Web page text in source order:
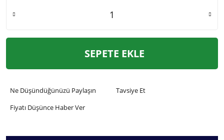
SEPETE EKLE
Ne Düşündüğünüzü Paylaşın
Tavsiye Et
Fiyatı Düşünce Haber Ver